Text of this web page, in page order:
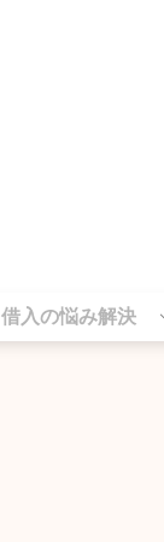
借入の悩み解決